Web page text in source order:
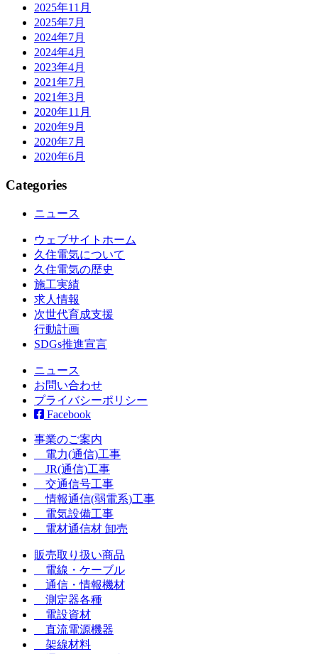
2025年11月
2025年7月
2024年7月
2024年4月
2023年4月
2021年7月
2021年3月
2020年11月
2020年9月
2020年7月
2020年6月
Categories
ニュース
ウェブサイトホーム
久住電気について
久住電気の歴史
施工実績
求人情報
次世代育成支援
行動計画
SDGs推進宣言
ニュース
お問い合わせ
プライバシーポリシー
Facebook
事業のご案内
電力(通信)工事
JR(通信)工事
交通信号工事
情報通信(弱電系)工事
電気設備工事
電材通信材 卸売
販売取り扱い商品
電線・ケーブル
通信・情報機材
測定器各種
電設資材
直流電源機器
架線材料